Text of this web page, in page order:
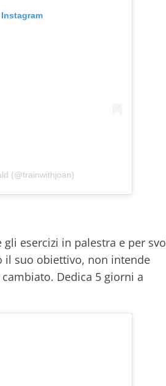
(@trainwithjoan)
esercizi in palestra e per
il suo obiettivo, non intende
Dedica 5 giorni a